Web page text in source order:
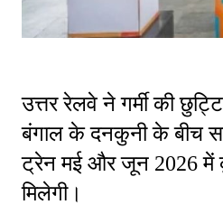
उत्तर रेलवे ने गर्मी की
बंगाल के दनकुनी के बीच
ट्रेन मई और जून 2026 में
मिलेगी।